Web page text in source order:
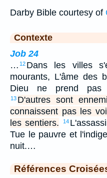
Darby Bible courtesy of
Contexte
Job 24
… 12 Dans les villes
mourants, L'âme des
Dieu ne prend pas
13 D'autres sont
connaissent pas les
les sentiers.
14
Tue le pauvre et
nuit.…
Références